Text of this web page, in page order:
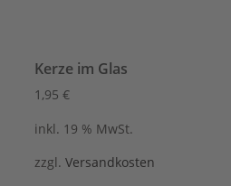
Kerze im Glas
1,95€
inkl. 19 % MwSt.
zzgl.Versandkosten